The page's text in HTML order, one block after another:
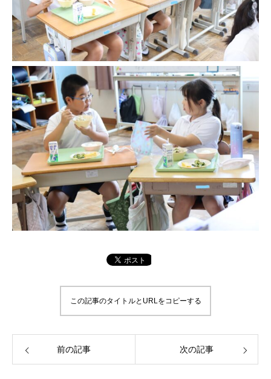
この記事のタイトルとURLをコピーする
前の記事 次の記事